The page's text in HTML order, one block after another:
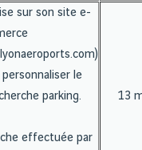
sur son site e-
le
parking.
effectuée par
13